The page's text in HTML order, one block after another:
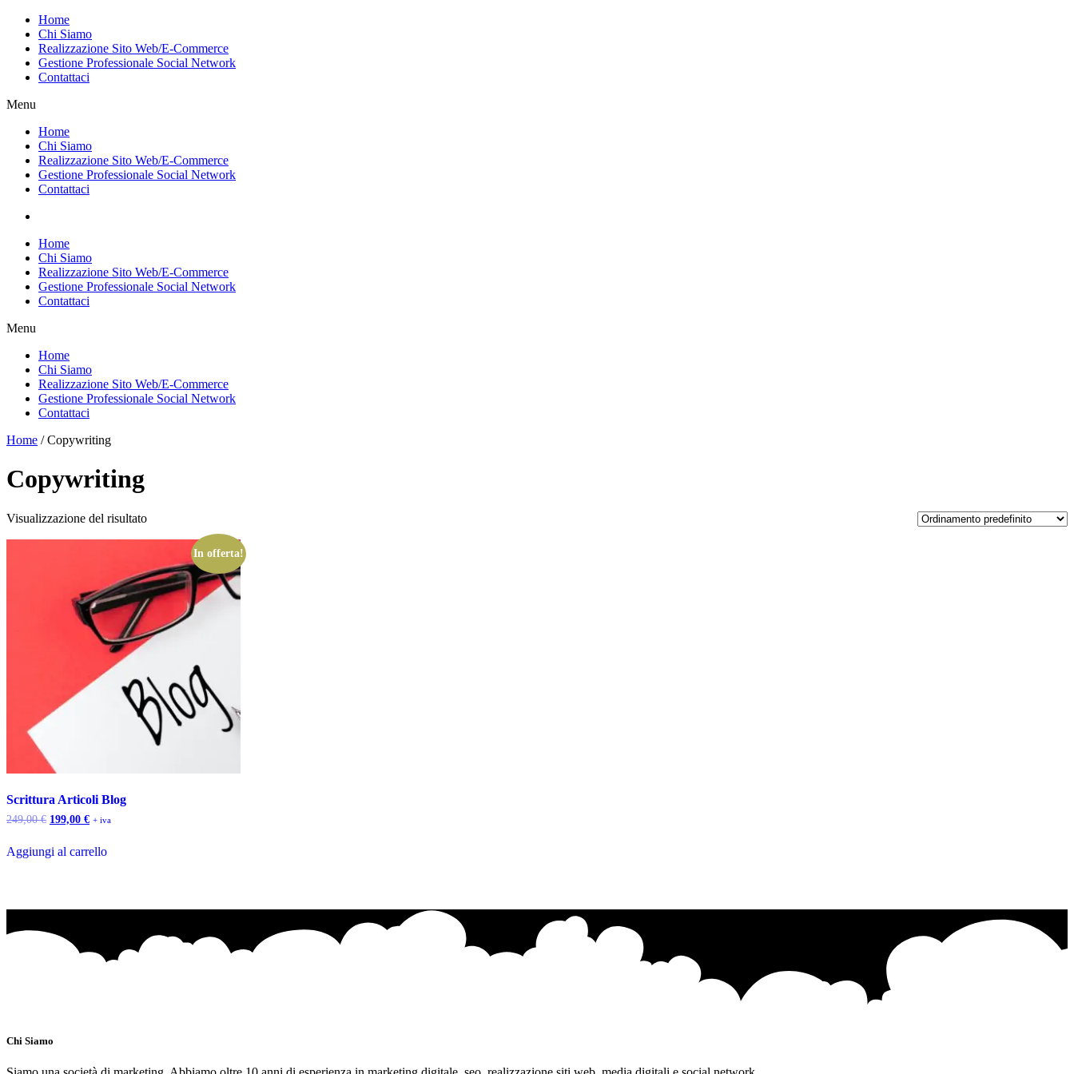
contenuto
Home
Chi Siamo
Realizzazione Sito Web/E-Commerce
Gestione Professionale Social Network
Contattaci
Menu
Home
Chi Siamo
Realizzazione Sito Web/E-Commerce
Gestione Professionale Social Network
Contattaci
Home
Chi Siamo
Realizzazione Sito Web/E-Commerce
Gestione Professionale Social Network
Contattaci
Menu
Home
Chi Siamo
Realizzazione Sito Web/E-Commerce
Gestione Professionale Social Network
Contattaci
Home / Copywriting
Copywriting
Visualizzazione del risultato
In offerta!
Scrittura Articoli Blog
249,00€ Il
era:
199,00 €Il
è:
+ iva
Aggiungi al carrello
Chi Siamo